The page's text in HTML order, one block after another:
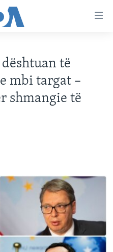
të
mbi targat –
shmangie të